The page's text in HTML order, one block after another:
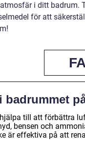
i ditt badrum.
för att
badrummet
till att förbättra
bensen och
är effektiva på att